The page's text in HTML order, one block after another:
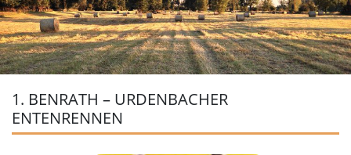
1. BENRATH – URDENBACHER
ENTENRENNEN